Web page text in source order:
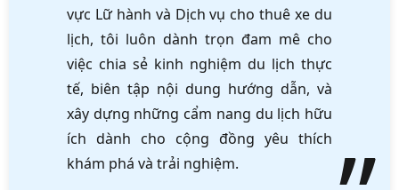
vực Lữ hành và Dịch vụ cho thuê xe du
lịch, tôi luôn dành trọn đam mê cho
việc chia sẻ kinh nghiệm du lịch thực
tế, biên tập nội dung hướng dẫn, và
xây dựng những cẩm nang du lịch hữu
ích dành cho cộng đồng yêu thích
khám phá và trải nghiệm.